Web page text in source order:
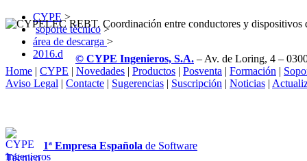
CYPE >
soporte técnico >
área de descarga >
2016.d
© CYPE Ingenieros, S.A. – Av. de Loring, 4 –
Home | CYPE | Novedades | Productos | Posventa | Formación |
Aviso Legal | Contacte | Sugerencias | Suscripción | Noticias |
1ª Empresa Española de Software
Técnico